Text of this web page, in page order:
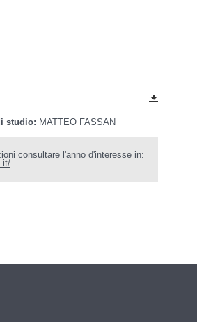
studio: MATTEO FASSAN
consultare l'anno d'interesse in: